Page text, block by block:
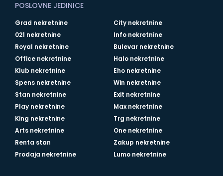
POSLOVNE JEDINICE
Grad nekretnine
City nekretnine
021 nekretnine
Info nekretnine
Royal nekretnine
Bulevar nekretnine
Office nekretnine
Halo nekretnine
Klub nekretnine
Eho nekretnine
Spens nekretnine
Win nekretnine
Stan nekretnine
Exit nekretnine
Play nekretnine
Max nekretnine
King nekretnine
Trg nekretnine
Arts nekretnine
One nekretnine
Renta stan
Zakup nekretnine
Prodaja nekretnine
Lumo nekretnine